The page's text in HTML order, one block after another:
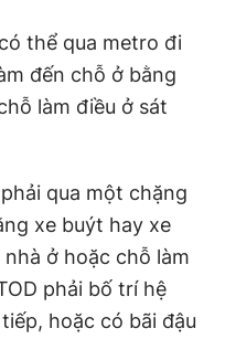
thể qua metro đi
đến chỗ ở bằng
làm điều ở sát
qua một chặng
xe buýt hay xe
ở hoặc chỗ làm
phải bố trí hệ
hoặc có bãi đậu